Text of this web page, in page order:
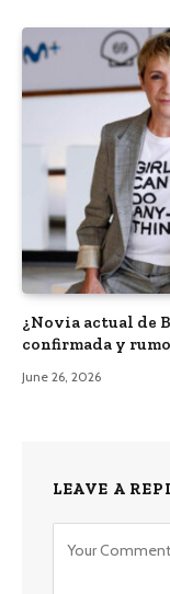
¿Novia actual de
confirmada y
June 26, 2026
LEAVE A